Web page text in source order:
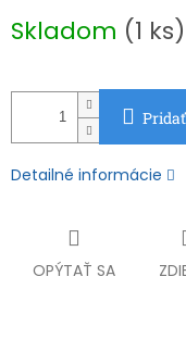
cena:
Skladom (1 ks)
Detailné informácie
OPÝTAŤ SA